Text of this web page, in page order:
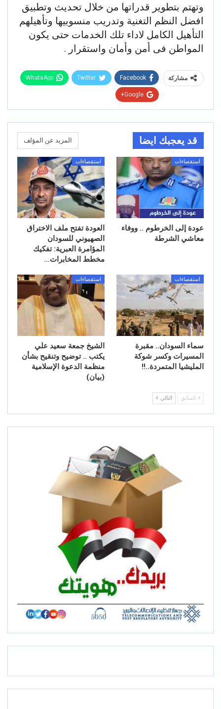
وتهتم بتطوير قدراتها من خلال تحديث وتطبيق
افضل النظم التغنية وتدريب منسوبيها وتأهيلهم
التأهيل الكامل لاداء تلك الخدمات حتى يكون
المواطن فى أمن وأمان واستقرار .
مشاركة Facebook
Twitter
WhatsApp
Google+
قد يعجبك ايضا المزيد عن المؤلف
استقصاءات
عودة إلى الخرطوم .. ووفاء
معاشي الشرطة
استقصاءات
العودة تفتح ملف الاختراق
الصهيوني للسودان
المؤامرة العبرية: تفكيك
مخطط المخابرات…
استقصاءات
سماء السودان.. مقبرة
المسيرات وكسر شوكة
المليشيا المتمردة..!!
استقصاءات
الشيخ جمعة سعيد علي
يكتب .. توضيح وتنقيح بشأن
منظمة الدعوة الإسلامية
(بيان)
السابق التالي